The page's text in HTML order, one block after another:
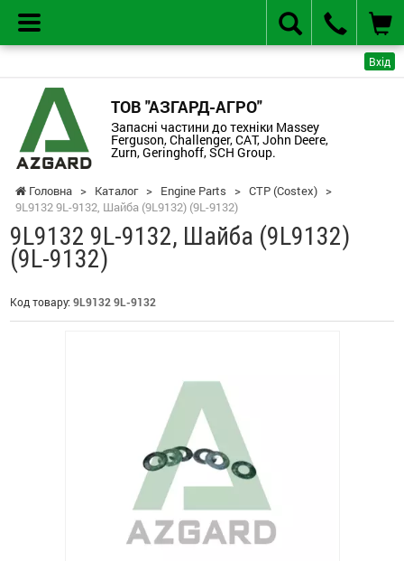
Вхід
ТОВ "АЗГАРД-АГРО"
Запасні частини до техніки Massey
Ferguson, Challenger, CAT, John Deere,
Zurn, Geringhoff, SCH Group.
Головна > Каталог > Engine Parts > CTP (Costex) >
9L9132 9L-9132, Шайба (9L9132) (9L-9132)
9L9132 9L-9132, Шайба (9L9132)
(9L-9132)
Код товару: 9L9132 9L-9132